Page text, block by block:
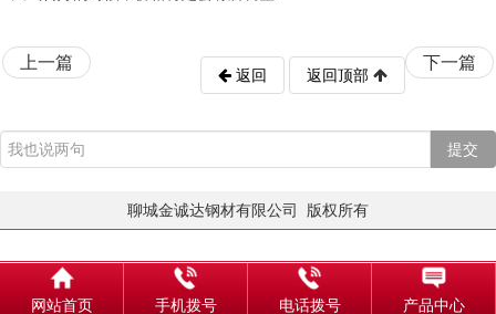
上一篇 下一篇
返回 返回顶部
提交
聊城金诚达钢材有限公司 版权所有
网站首页 手机拨号 电话拨号 产品中心